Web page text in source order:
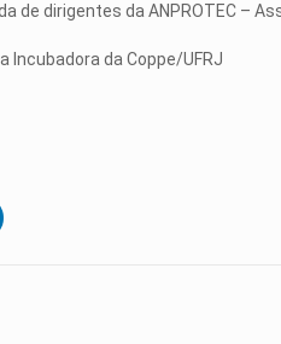
de dirigentes da ANPROTEC –
da Coppe/UFRJ